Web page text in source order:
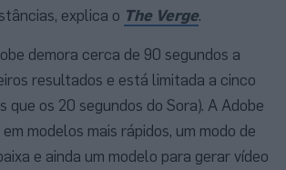
explica o The Verge.
demora cerca de 90 segundos a
resultados e está limitada a cinco
que os 20 segundos do Sora). A Adobe
modelos mais rápidos, um modo de
e ainda um modelo para gerar vídeo